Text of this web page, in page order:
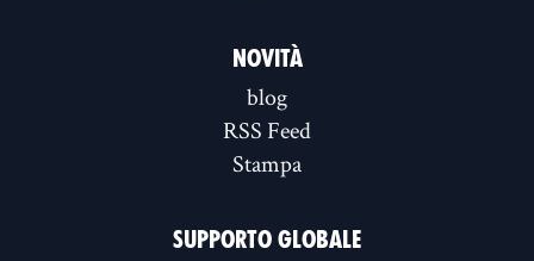
NOVITÀ
blog
RSS Feed
Stampa
SUPPORTO GLOBALE